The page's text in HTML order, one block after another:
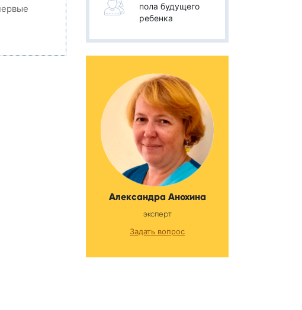
пола будущего
ребенка
Александра Анохина
эксперт
Задать вопрос